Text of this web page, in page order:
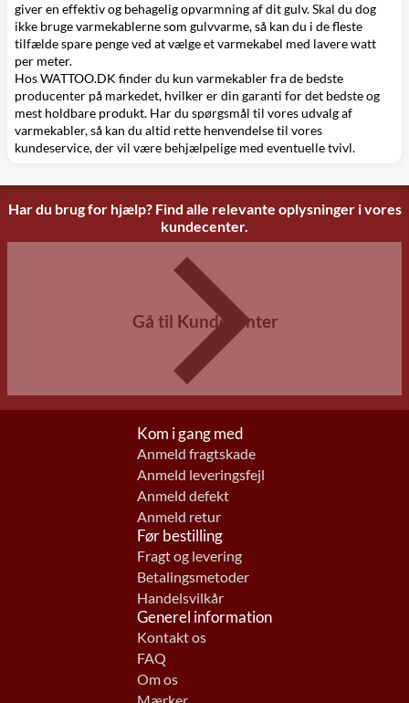
giver en effektiv og behagelig opvarmning af dit gulv. Skal du dog
ikke bruge varmekablerne som gulvvarme, så kan du i de fleste
tilfælde spare penge ved at vælge et varmekabel med lavere watt
per meter.
Hos WATTOO.DK finder du kun varmekabler frade bedste
producenter på markedet, hvilker er din garanti for det bedste og
mest holdbare produkt. Har du spørgsmål til vores udvalg af
varmekabler, så kan du altid rette henvendelse til vores
kundeservice, der vil være behjælpelige med eventuelle tvivl.
Har du brug for hjælp? Find alle relevante oplysninger i vores
kundecenter.
Gå til Kundecenter
Kom i gang med
Anmeld fragtskade
Anmeld leveringsfejl
Anmeld defekt
Anmeld retur
Før bestilling
Fragt og levering
Betalingsmetoder
Handelsvilkår
Generel information
Kontakt os
FAQ
Om os